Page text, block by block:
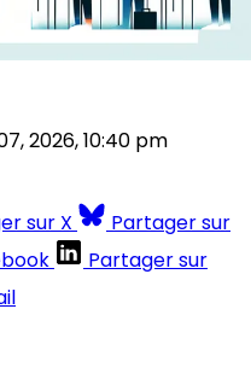
2026, 10:40 pm
sur X
Partager sur
Partager sur